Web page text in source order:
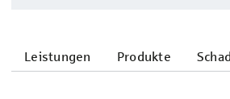
Leistungen Produkte